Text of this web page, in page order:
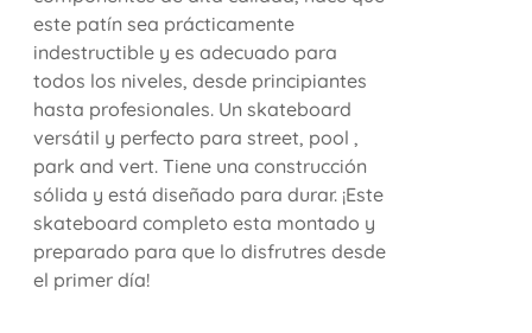
este patín sea prácticamente
indestructible y es adecuado para
todos los niveles, desde principiantes
hasta profesionales. Un skateboard
versátil y perfecto para street, pool ,
park and vert. Tiene una construcción
sólida y está diseñado para durar. ¡Este
skateboard completo esta montado y
preparado para que lo disfrutres desde
el primer día!